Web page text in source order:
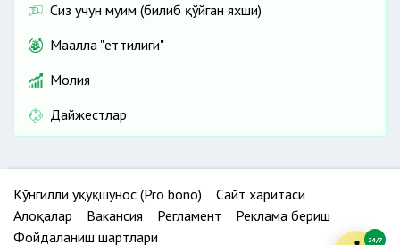
Сиз учун муҳим (билиб қўйган яхши)
Маҳалла "еттилиги"
Молия
Дайжестлар
Кўнгилли ҳуқуқшунос (Pro bono)
Сайт харитаси
Алоқалар
Вакансия Регламент
Реклама бериш
Фойдаланиш шартлари
24/7